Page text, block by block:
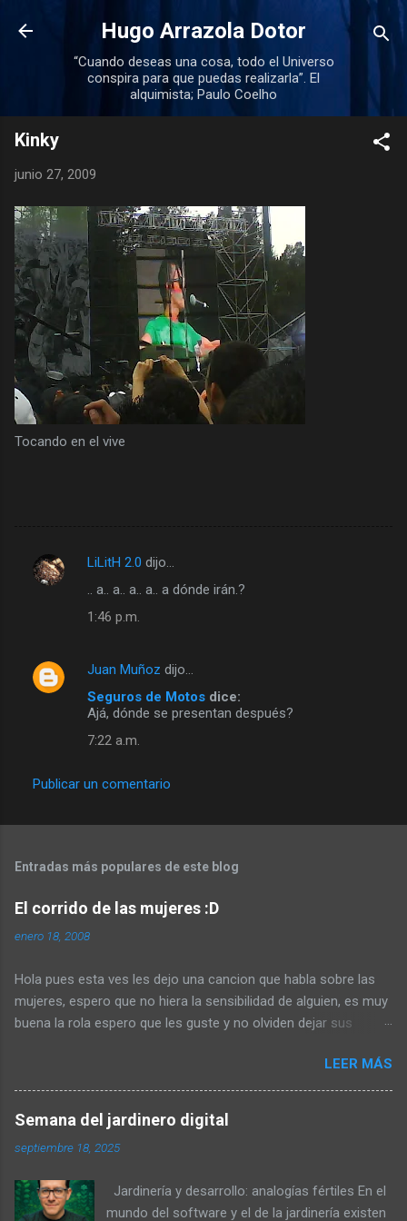
Ir al contenido principal
Hugo Arrazola Dotor
“Cuando deseas una cosa, todo el Universo
conspira para que puedas realizarla”. El
alquimista; Paulo Coelho
Kinky
junio 27, 2009
Tocando en el vive
C
n
i
s
LiLitH 2.0 dijo…
.. a.. a.. a.. a.. a dónde irán.?
1:46 p.m.
Juan Muñoz dijo…
Seguros de Motos dice:
Ajá, dónde se presentan después?
7:22 a.m.
Publicar un comentario
Entradas más populares de este blog
El corrido de las mujeres :D
enero 18, 2008
Hola pues esta ves les dejo una cancion que habla sobre las
mujeres, espero que no hiera la sensibilidad de alguien, es muy
buena la rola espero que les guste y no olviden dejar sus
PALOMAS VIVIANA VIVIANITA LYRICS viviana, viviana, vivianita
vivianita. las mujeres son leales, amistosas, cariñosas,
honestas y fieles. simpaticas, inteligentes, honestas, creativas,
detallistas. fuertes, tiernas, sensuales, comprensivas,
ardientes, dulces, trabajadoras, valientes, tenaces, seguras de
algo que nadie se lo va a quitar. que son re’ pendejas para
LEER MÁS
Semana del jardinero digital
septiembre 18, 2025
Jardinería y desarrollo: analogías fértiles En el
mundo del software y el de la jardinería existen